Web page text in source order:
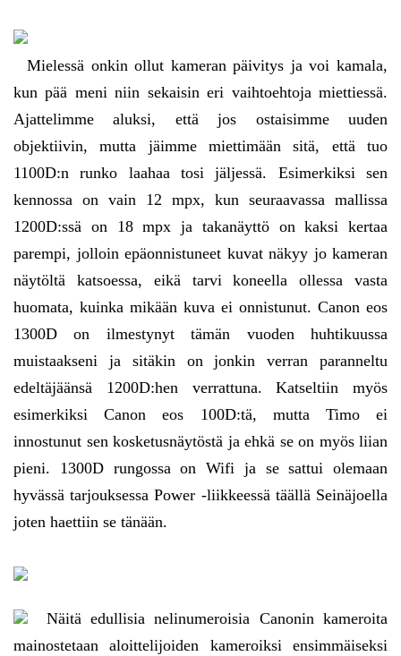
Mielessä onkin ollut kameran päivitys ja voi kamala,
kun pää meni niin sekaisin eri vaihtoehtoja miettiessä.
Ajattelimme aluksi, että jos ostaisimme uuden
objektiivin, mutta jäimme miettimään sitä, että tuo
1100D:n runko laahaa tosi jäljessä. Esimerkiksi sen
kennossa on vain 12 mpx, kun seuraavassa mallissa
1200D:ssä on 18 mpx ja takanäyttö on kaksi kertaa
parempi, jolloin epäonnistuneet kuvat näkyy jo kameran
näytöltä katsoessa, eikä tarvi koneella ollessa vasta
huomata, kuinka mikään kuva ei onnistunut. Canon eos
1300D on ilmestynyt tämän vuoden huhtikuussa
muistaakseni ja sitäkin on jonkin verran paranneltu
edeltäjäänsä 1200D:hen verrattuna. Katseltiin myös
esimerkiksi Canon eos 100D:tä, mutta Timo ei
innostunut sen kosketusnäytöstä ja ehkä se on myös liian
pieni. 1300D rungossa on Wifi ja se sattui olemaan
hyvässä tarjouksessa Power -liikkeessä täällä Seinäjoella
joten haettiin se tänään.
Näitä edullisia nelinumeroisia Canonin kameroita
mainostetaan aloittelijoiden kameroiksi ensimmäiseksi